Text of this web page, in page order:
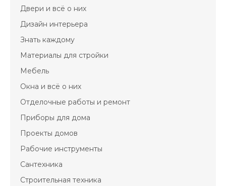
Двери и всё о них
Дизайн интерьера
Знать каждому
Материалы для стройки
Мебель
Окна и всё о них
Отделочные работы и ремонт
Приборы для дома
Проекты домов
Рабочие инструменты
Сантехника
Строительная техника